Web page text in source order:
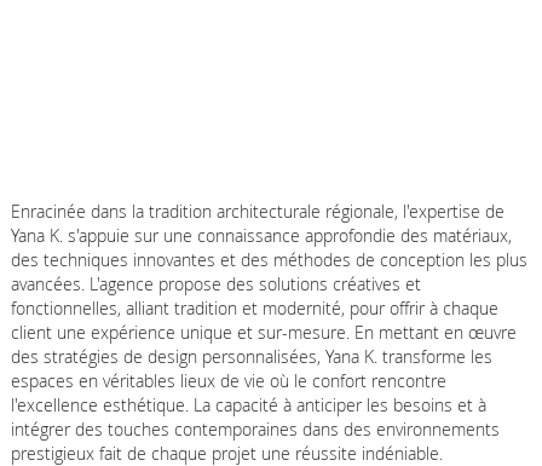
Enracinée dans la tradition architecturale régionale, l'expertise de
Yana K. s'appuie sur une connaissance approfondie des matériaux,
des techniques innovantes et des méthodes de conception les plus
avancées. L'agence propose des solutions créatives et
fonctionnelles, alliant tradition et modernité, pour offrir à chaque
client une expérience unique et sur-mesure. En mettant en œuvre
des stratégies de design personnalisées, Yana K. transforme les
espaces en véritables lieux de vie où le confort rencontre
l'excellence esthétique. La capacité à anticiper les besoins et à
intégrer des touches contemporaines dans des environnements
prestigieux fait de chaque projet une réussite indéniable.